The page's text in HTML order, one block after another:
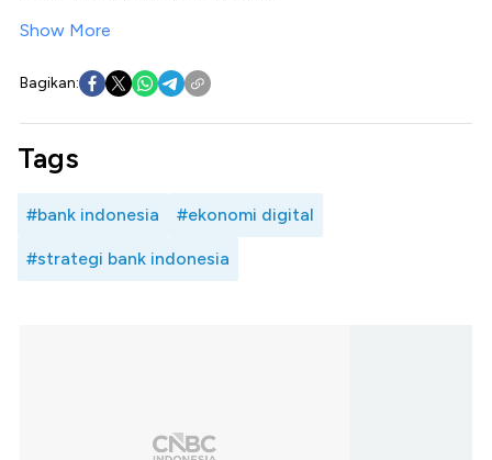
Show More
Bagikan:
Tags
#bank indonesia #ekonomi digital
#strategi bank indonesia